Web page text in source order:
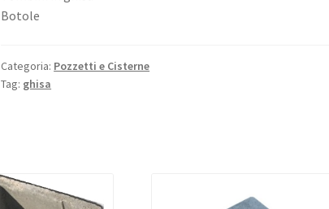
Botole
Categoria: Pozzetti e Cisterne
Tag: ghisa